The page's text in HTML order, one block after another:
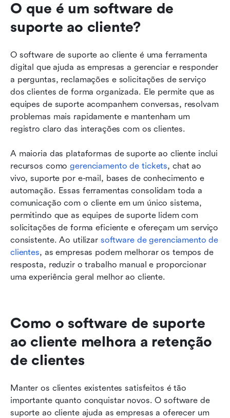
O que é um software de
suporte ao cliente?
O software de suporte ao cliente é uma ferramenta
digital que ajuda as empresas a gerenciar e responder
a perguntas, reclamações e solicitações de serviço
dos clientes de forma organizada. Ele permite que as
equipes de suporte acompanhem conversas, resolvam
problemas mais rapidamente e mantenham um
registro claro das interações com os clientes.
A maioria das plataformas de suporte ao cliente inclui
recursos como gerenciamento de tickets, chat ao
vivo, suporte por e-mail, bases de conhecimento e
automação. Essas ferramentas consolidam toda a
comunicação com o cliente em um único sistema,
permitindo que as equipes de suporte lidem com
solicitações de forma eficiente e ofereçam um serviço
consistente. Ao utilizar software de gerenciamento de
clientes, as empresas podem melhorar os tempos de
resposta, reduzir o trabalho manual e proporcionar
uma experiência geral melhor ao cliente.
Como o software de suporte
ao cliente melhora a retenção
de clientes
Manter os clientes existentes satisfeitos é tão
importante quanto conquistar novos. O software de
suporte ao cliente ajuda as empresas a oferecer um